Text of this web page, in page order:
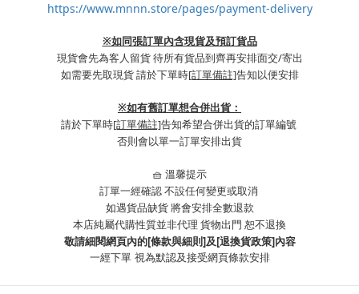
https://www.mnnn.store/pages/payment-delivery
※如同張訂單內含現貨及預訂貨品
現貨會先為客人留貨 待所有貨品到齊再安排面交/寄出
如需要先取現貨 請於下單時[訂單備註]告知以便安排
※如有舊訂單想合併出貨：
請於下單時[訂單備註]告知希望合併出貨的訂單編號
否則會以單一訂單安排出貨
🧺 溫馨提示
訂單一經確認 不設任何變更或取消
如遇貨品缺貨 將會安排全數退款
本店純屬代購性質並非代理 貨物出門 恕不退換
敬請細閱網頁內的[條款與細則]及[退換貨政策]內容
一經下單 視為默認及接受網頁條款安排